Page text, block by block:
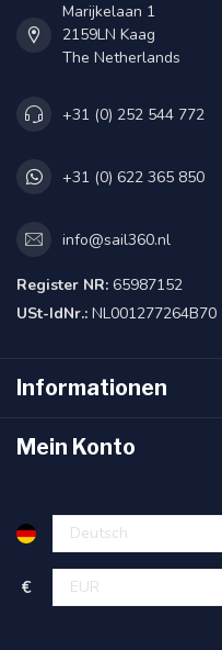
Marijkelaan 1
2159LN Kaag
The Netherlands
+31 (0) 252 544 772
+31 (0) 622 365 850
info@sail360.nl
Register NR: 65987152
USt-IdNr.: NL001277264B70
Informationen
Mein Konto
€